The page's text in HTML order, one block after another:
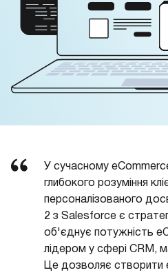
У сучасному
глибокого розуміння
персоналізованого
2 з Salesforce є
об'єднує потужність
лідером у сфері CRM,
Це дозволяє створити